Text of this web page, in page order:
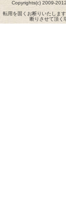
Copyrights(c) 2009-
転用を固くお断りいたしま
断りさせて頂く